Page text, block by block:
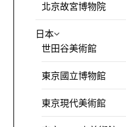
北京故宮博物院
日本
世田谷美術館
東京國立博物館
東京現代美術館